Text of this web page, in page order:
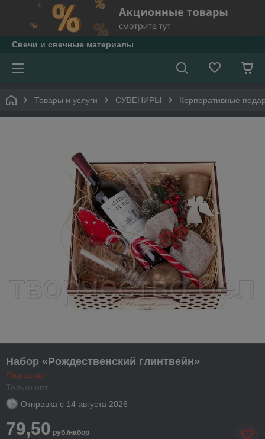
Свечи и свечные материалы
Товары и услуги СУВЕНИРЫ Корпоративные
Набор «Рождественский глинтвейн»
Под заказ
Только опт
Отправка с 14 августа 2026
79,50 руб./набор